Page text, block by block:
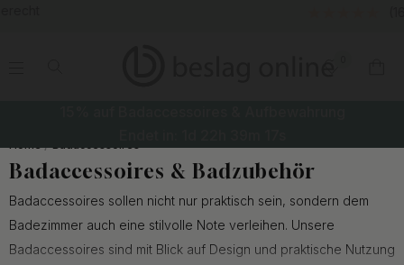
Home Badaccessoires
Badaccessoires & Badzubehör
Badaccessoires sollen nicht nur praktisch sein, sondern dem
Badezimmer auch eine stilvolle Note verleihen. Unsere
Badaccessoires sind mit Blick auf Design und praktische Nutzung